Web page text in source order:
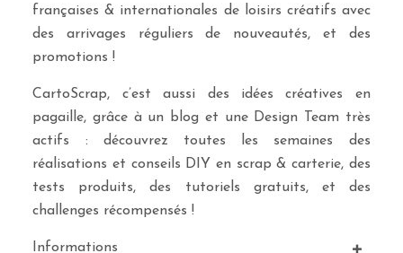
françaises & internationales de loisirs créatifs avec
des arrivages réguliers de nouveautés, et des
promotions !
CartoScrap, c’est aussi des idées créatives en
pagaille, grâce à un blog et une Design Team très
actifs : découvrez toutes les semaines des
réalisations et conseils DIY en scrap & carterie, des
tests produits, des tutoriels gratuits, et des
challenges récompensés !
Informations